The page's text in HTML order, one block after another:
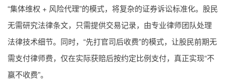
“集体维权 + 风险代理”的模式，将复杂的证券诉讼标准化。股民
无需研究法律条文，只需提供交易记录，由专业律师团队处理
法律技术细节。同时，“先打官司后收费”的模式，让股民前期无
需支付律师费，仅在实际获赔后按约定比例支付，真正实现“不
赢不收费”。